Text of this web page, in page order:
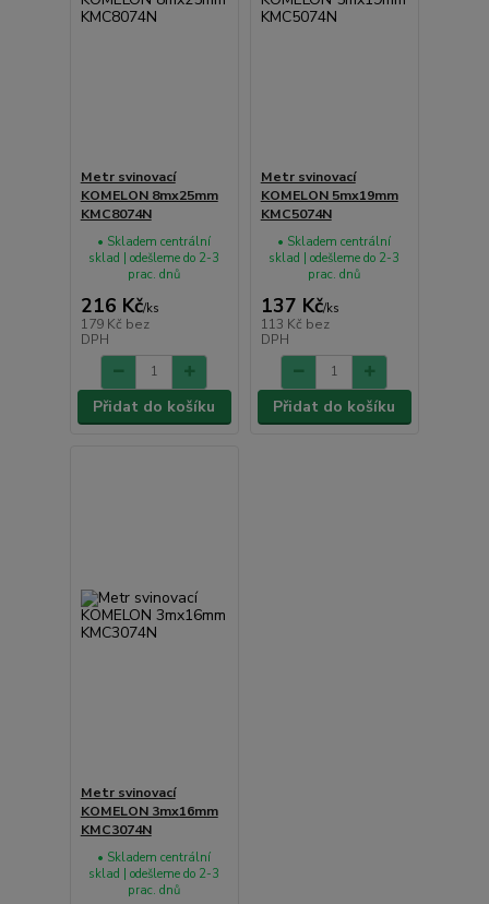
Metr svinovací
KOMELON 8mx25mm
KMC8074N
216 Kč/ks
179 Kč bez
DPH
• Skladem centrální
sklad | odešleme do 2-3
prac. dnů
Přidat do košíku
Metr svinovací
KOMELON 5mx19mm
KMC5074N
137 Kč/ks
113 Kč bez
DPH
• Skladem centrální
sklad | odešleme do 2-3
prac. dnů
Přidat do košíku
Metr svinovací
KOMELON 3mx16mm
KMC3074N
• Skladem centrální
sklad | odešleme do 2-3
prac. dnů